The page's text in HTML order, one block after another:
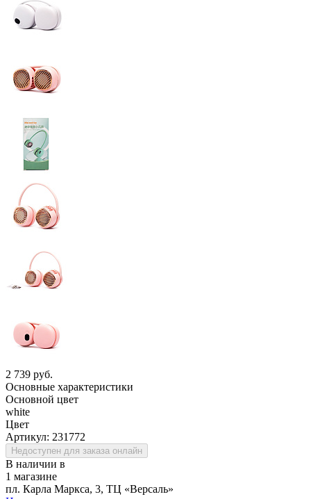
2 739 руб.
Основные характеристики
Основной цвет
white
Цвет
Артикул: 231772
Недоступен для заказа онлайн
В наличии в
1 магазине
пл. Карла Маркса, 3, ТЦ «Версаль»